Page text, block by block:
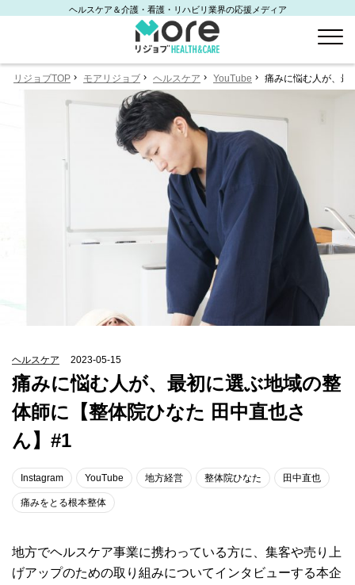
ヘルスケア＆介護・看護・リハビリ業界の応援メディア
リジョブTOP モアリジョブ ヘルスケア YouTube 痛みに悩む人が、最
ヘルスケア 2023-05-15
痛みに悩む人が、最初に選ぶ地域の整
体師に【整体院ひなた 田中直也さ
ん】#1
Instagram YouTube 地方経営 整体院ひなた 田中直也
痛みをとる根本整体
地方でヘルスケア事業に携わっている方に、集客や売り上
げアップのための取り組みについてインタビューする本企